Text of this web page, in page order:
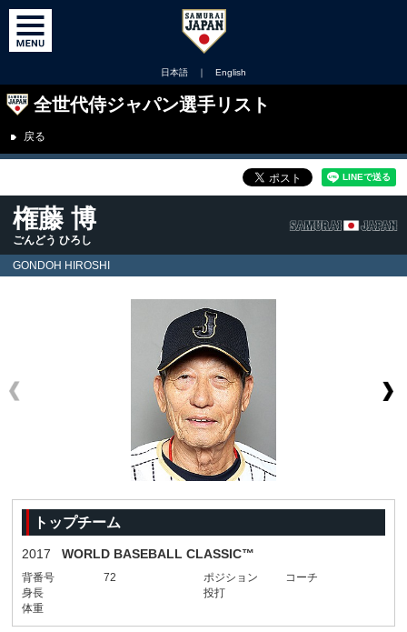
日本語 ｜ English
全世代侍ジャパン選手リスト
戻る
権藤 博
ごんどう ひろし
GONDOH HIROSHI
トップチーム
2017 WORLD BASEBALL CLASSIC™
背番号 72 ポジション
コーチ
身長
投打
体重